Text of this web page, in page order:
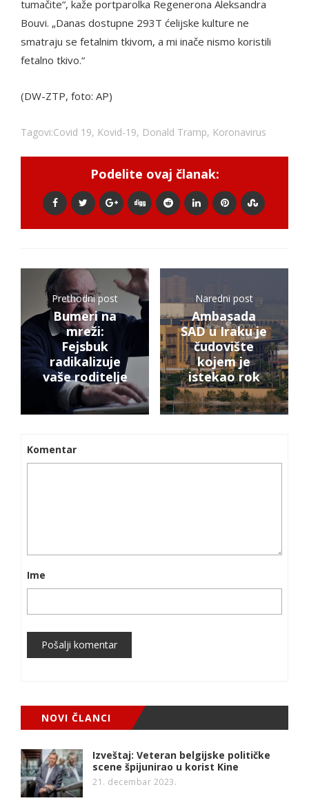
tumačite“, kaže portparolka Regenerona Aleksandra
Bouvi. „Danas dostupne 293T ćelijske kulture ne
smatraju se fetalnim tkivom, a mi inače nismo koristili
fetalno tkivo.“
(DW-ZTP, foto: AP)
Tagovi:Covid 19, Kovid-19, Donald Tramp, Koronavirus
Podelite ovaj članak:
Prethodni post
Bumeri na
mreži:
Fejsbuk
radikalizuje
vaše roditelje
Naredni post
Ambasada
SAD u Iraku je
čudovište
kojem je
istekao rok
Komentar
Ime
Pošalji komentar
NOVI ČLANCI
Izveštaj: Veteran belgijske političke
scene špijunirao u korist Kine
21. decembar 2023.